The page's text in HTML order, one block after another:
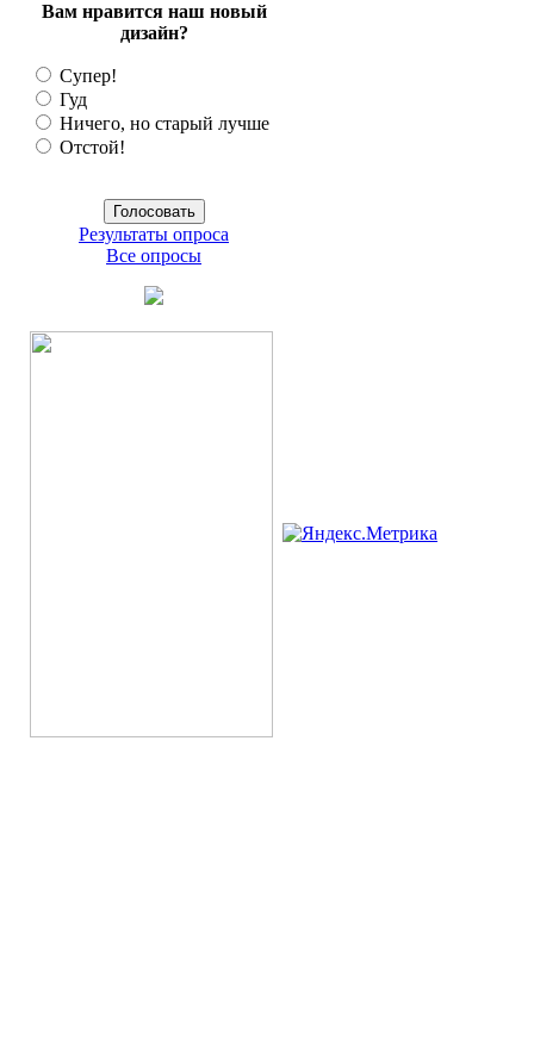
Вам нравится наш новый
дизайн?
Супер!
Гуд
Ничего, но старый лучше
Отстой!
Результаты опроса
Все опросы